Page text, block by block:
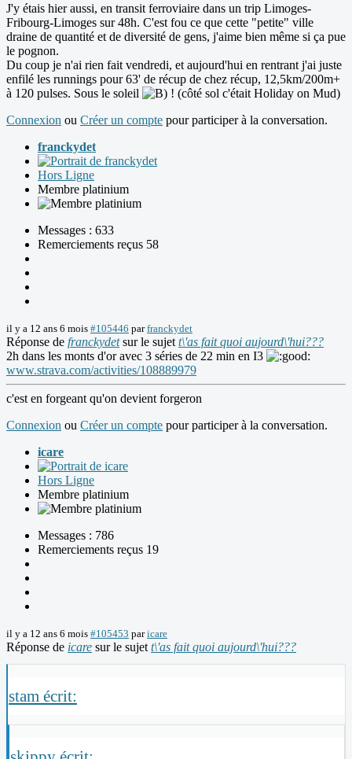
J'y étais hier aussi, en transit ferroviaire dans un trip Limoges-
Fribourg-Limoges sur 48h. C'est fou ce que cette "petite" ville
draine de quantité et de diversité de gens, j'aime bien même si ça pue
le pognon.
Du coup je n'ai rien fait vendredi, et aujourd'hui en rentrant j'ai juste
enfilé les runnings pour 63' de récup de chez récup, 12,5km/200m+
à 120 pulses. Sous le soleil
! (côté sol c'était Holiday on Mud)
Connexion ou Créer un compte pour participer à la conversation.
franckydet
Hors Ligne
Membre platinium
Messages : 633
Remerciements reçus 58
il y a 12 ans 6 mois #105446 parfranckydet
Réponse de franckydetsur le sujet t\'as fait quoi aujourd\'hui???
2h dans les monts d'or avec 3 séries de 22 min en I3
www.strava.com/activities/108889979
c'est en forgeant qu'on devient forgeron
Connexion ou Créer un compte pour participer à la conversation.
icare
Hors Ligne
Membre platinium
Messages : 786
Remerciements reçus 19
il y a 12 ans 6 mois #105453 paricare
Réponse de icare sur le sujet t\'as fait quoi aujourd\'hui???
stam écrit: